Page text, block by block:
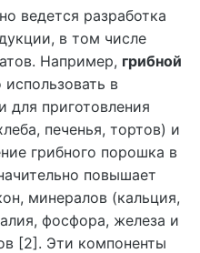
ведется разработка
в том числе
Например, грибной
в
приготовления
печенья, тортов) и
грибного порошка в
повышает
минералов (кальция,
фосфора, железа и
[2]. Эти компоненты